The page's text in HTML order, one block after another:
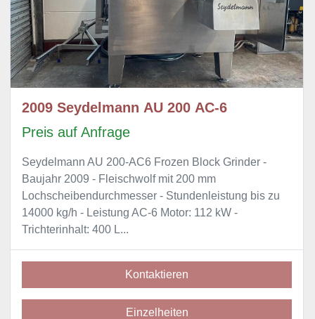
2009 Seydelmann AU 200 AC-6
Preis auf Anfrage
Seydelmann AU 200-AC6 Frozen Block Grinder -
Baujahr 2009 - Fleischwolf mit 200 mm
Lochscheibendurchmesser - Stundenleistung bis zu
14000 kg/h - Leistung AC-6 Motor: 112 kW -
Trichterinhalt: 400 L...
Kontaktieren
Einzelheiten